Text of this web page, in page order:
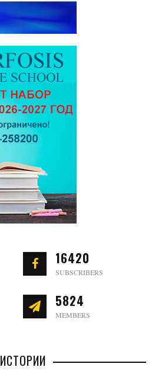
16420
SUBSCRIBERS
5824
MEMBERS
ИСТОРИИ